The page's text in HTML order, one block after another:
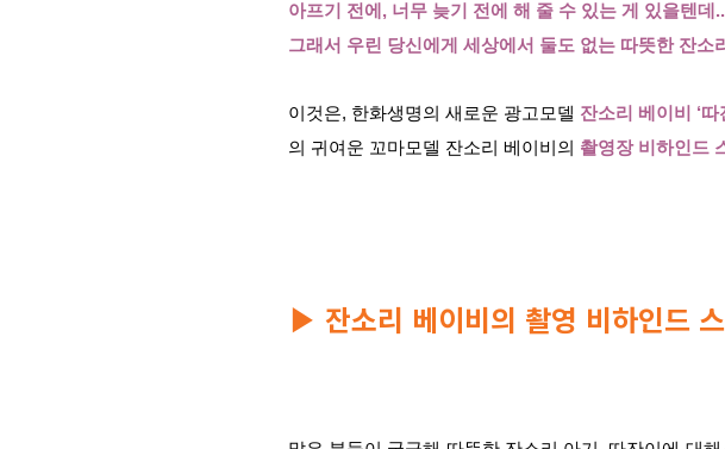
아프기 전에, 너무 늦기 전에 해 줄 수 있는 게 있을텐데..
그래서 우린 당신에게 세상에서 둘도 없는 따뜻한 잔소
이것은, 한화생명의 새로운 광고모델 잔소리 베이비 ‘따
의 귀여운 꼬마모델 잔소리 베이비의 촬영장 비하인드
▶ 잔소리 베이비의 촬영 비하인드